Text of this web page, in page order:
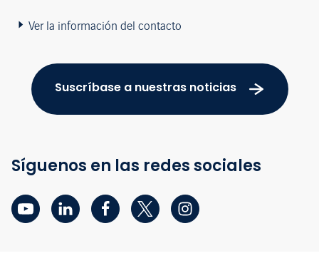
Ver la información del contacto
Suscríbase a nuestras noticias
Síguenos en las redes sociales